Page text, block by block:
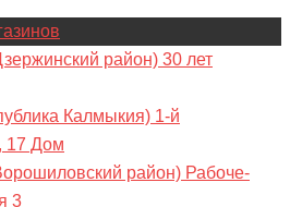
район) 30 лет
Калмыкия) 1-й
17 Дом
район) Рабоче-
3